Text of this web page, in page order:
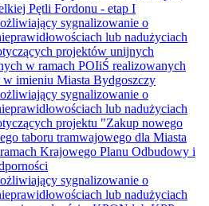
Pętli Fordonu - etap I
sygnalizowanie o
lub nadużyciach
projektów unijnych
w ramach POIiŚ realizowanych
imieniu Miasta Bydgoszczy
sygnalizowanie o
lub nadużyciach
projektu "Zakup nowego
taboru tramwajowego dla Miasta
Krajowego Planu Odbudowy i
sygnalizowanie o
lub nadużyciach